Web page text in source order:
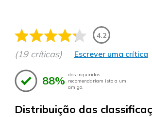
4.2
(19 críticas) Escrever uma crítica
88% dos inquiridos
recomendariam isto a um
amigo.
Distribuição das